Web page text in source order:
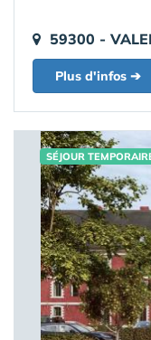
59300 -
Plus d'infos ➔
SÉJOUR